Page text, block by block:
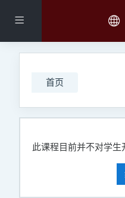
停靠面板
首页
此课程目前并不对学生